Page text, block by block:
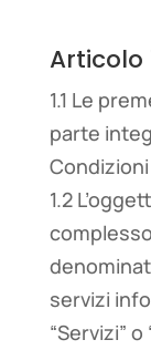
Articolo
1.1 Le
parte
1.2
servizi
“Servizi”